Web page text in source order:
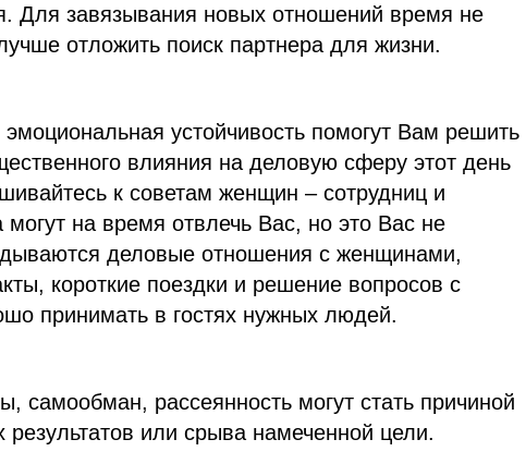
Для завязывания новых отношений время не
отложить поиск партнера для жизни.
эмоциональная устойчивость помогут Вам решить
влияния на деловую сферу этот день
к советам женщин – сотрудниц и
на время отвлечь Вас, но это Вас не
деловые отношения с женщинами,
короткие поездки и решение вопросов с
принимать в гостях нужных людей.
самообман, рассеянность могут стать причиной
или срыва намеченной цели.